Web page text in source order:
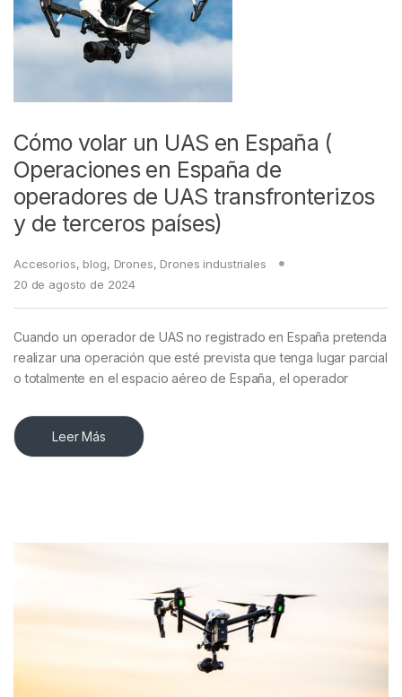
Cómo volar un UAS en España (
Operaciones en España de
operadores de UAS transfronterizos
y de terceros países)
Accesorios, blog, Drones, Drones industriales
20 de agosto de 2024
Cuando un operador de UAS no registrado en España pretenda
realizar una operación que esté prevista que tenga lugar parcial
o totalmente en el espacio aéreo de España, el operador
Leer Más